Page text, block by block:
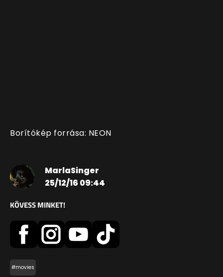
Borítókép forrása: NEON
MarlaSinger
25/12/16 09:44
KÖVESS MINKET!
#movies